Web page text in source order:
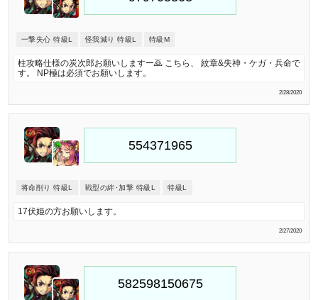
一撃失心 特級L 怪我減り 特級L 特級M
柱攻略仕様の炭次郎お願いしますー🙇 こちら、 紋章&失神・ケガ・兵命で
す。 NP極は必須でお願いします。
2/28/2020
将命削り 特級L 戦型の絆･加撃 特級L 特級L
17伏姫の方お願いします。
2/27/2020